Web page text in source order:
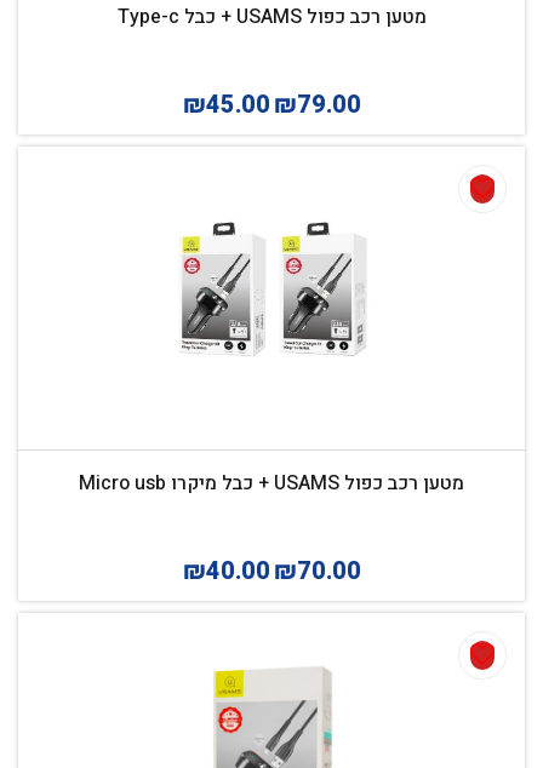
מטען רכב כפול USAMS + כבל Type-c
₪79.00
₪45.00
מטען רכב כפול USAMS + כבל מיקרו Micro usb
₪70.00
₪40.00